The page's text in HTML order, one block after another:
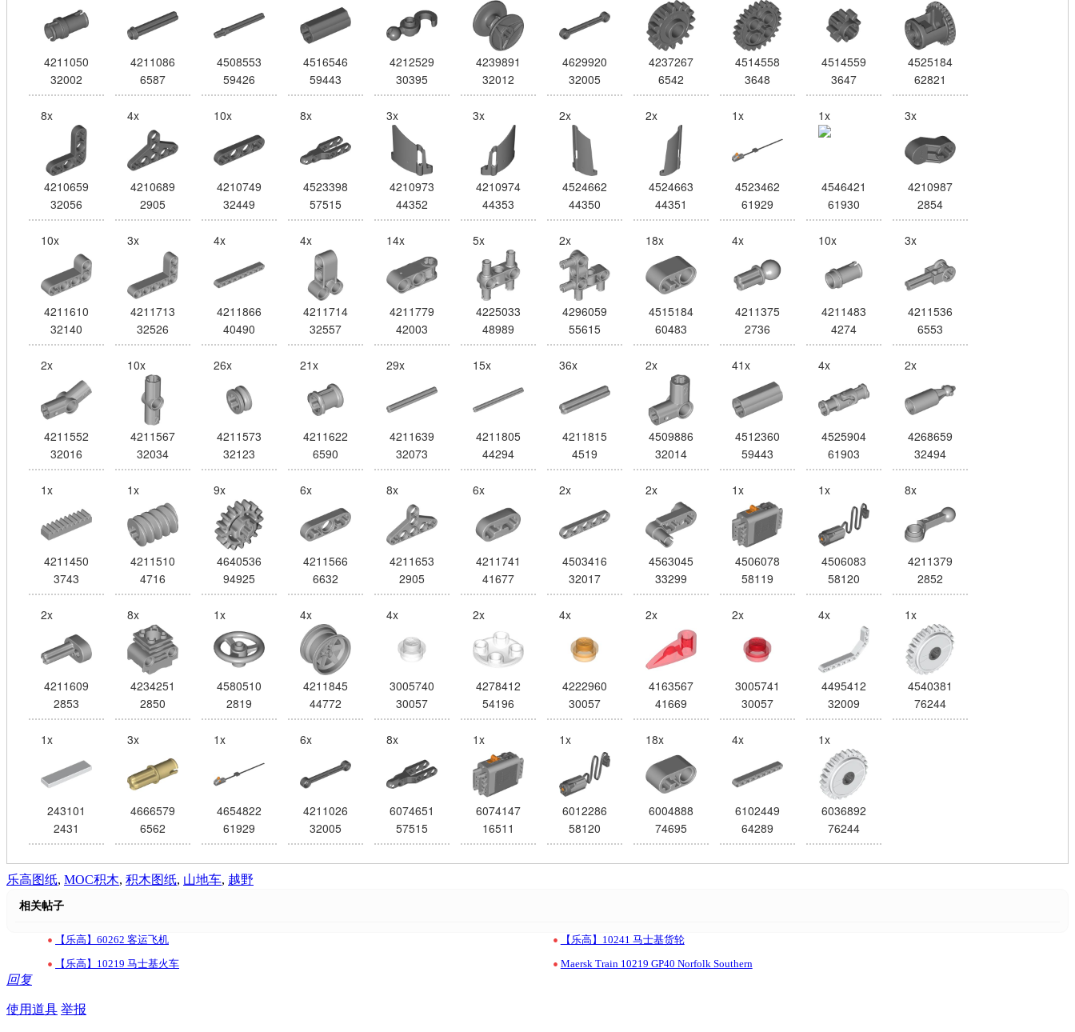
4211050
32002
4211086
6587
4508553
59426
4516546
59443
4212529
30395
4239891
32012
4629920
32005
4237267
6542
4514558
3648
4514559
3647
4525184
62821
8x
4210659
32056
4x
4210689
2905
10x
4210749
32449
8x
4523398
57515
3x
4210973
44352
3x
4210974
44353
2x
4524662
44350
2x
4524663
44351
1x
4523462
61929
1x
4546421
61930
3x
4210987
2854
10x
4211610
32140
3x
4211713
32526
4x
4211866
40490
4x
4211714
32557
14x
4211779
42003
5x
4225033
48989
2x
4296059
55615
18x
4515184
60483
4x
4211375
2736
10x
4211483
4274
3x
4211536
6553
2x
4211552
32016
10x
4211567
32034
26x
4211573
32123
21x
4211622
6590
29x
4211639
32073
15x
4211805
44294
36x
4211815
4519
2x
4509886
32014
41x
4512360
59443
4x
4525904
61903
2x
4268659
32494
1x
4211450
3743
1x
4211510
4716
9x
4640536
94925
6x
4211566
6632
8x
4211653
2905
6x
4211741
41677
2x
4503416
32017
2x
4563045
33299
1x
4506078
58119
1x
4506083
58120
8x
4211379
2852
2x
4211609
2853
8x
4234251
2850
1x
4580510
2819
4x
4211845
44772
4x
3005740
30057
2x
4278412
54196
4x
4222960
30057
2x
4163567
41669
2x
3005741
30057
4x
4495412
32009
1x
4540381
76244
1x
243101
2431
3x
4666579
6562
1x
4654822
61929
6x
4211026
32005
8x
6074651
57515
1x
6074147
16511
1x
6012286
58120
18x
6004888
74695
4x
6102449
64289
1x
6036892
76244
乐高图纸, MOC积木, 积木图纸, 山地车, 越野
相关帖子
• 【乐高】60262 客运飞机 • 【乐高】10241 马士基货轮
• 【乐高】10219 马士基火车 • Maersk Train 10219 GP40 Norfolk Southern
回复
使用道具 举报